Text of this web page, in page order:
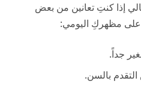
إذا كنتِ تعانين من بعض
على مظهركِ اليومي:
جداً.
بالسن.